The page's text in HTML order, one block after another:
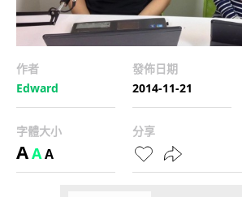
作者
Edward
發佈日期
2014-11-21
字體大小
AAA
分享